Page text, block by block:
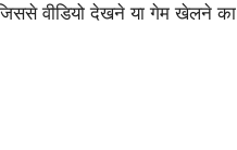
वीडियो देखने या गेम खेलने का